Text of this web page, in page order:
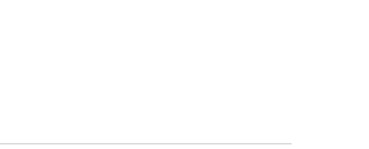
Portion Sinnlichkeit geboten, deren Wucht außergewöhnlich
Hautstellen (Schläfen, Hals oder